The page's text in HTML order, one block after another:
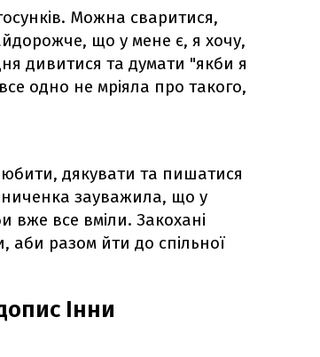
Можна сваритися,
що у мене є, я хочу,
дивитися та думати "якби я
одно не мріяла про такого,
дякувати та пишатися
зауважила, що у
вже все вміли. Закохані
аби разом йти до спільної
Інни